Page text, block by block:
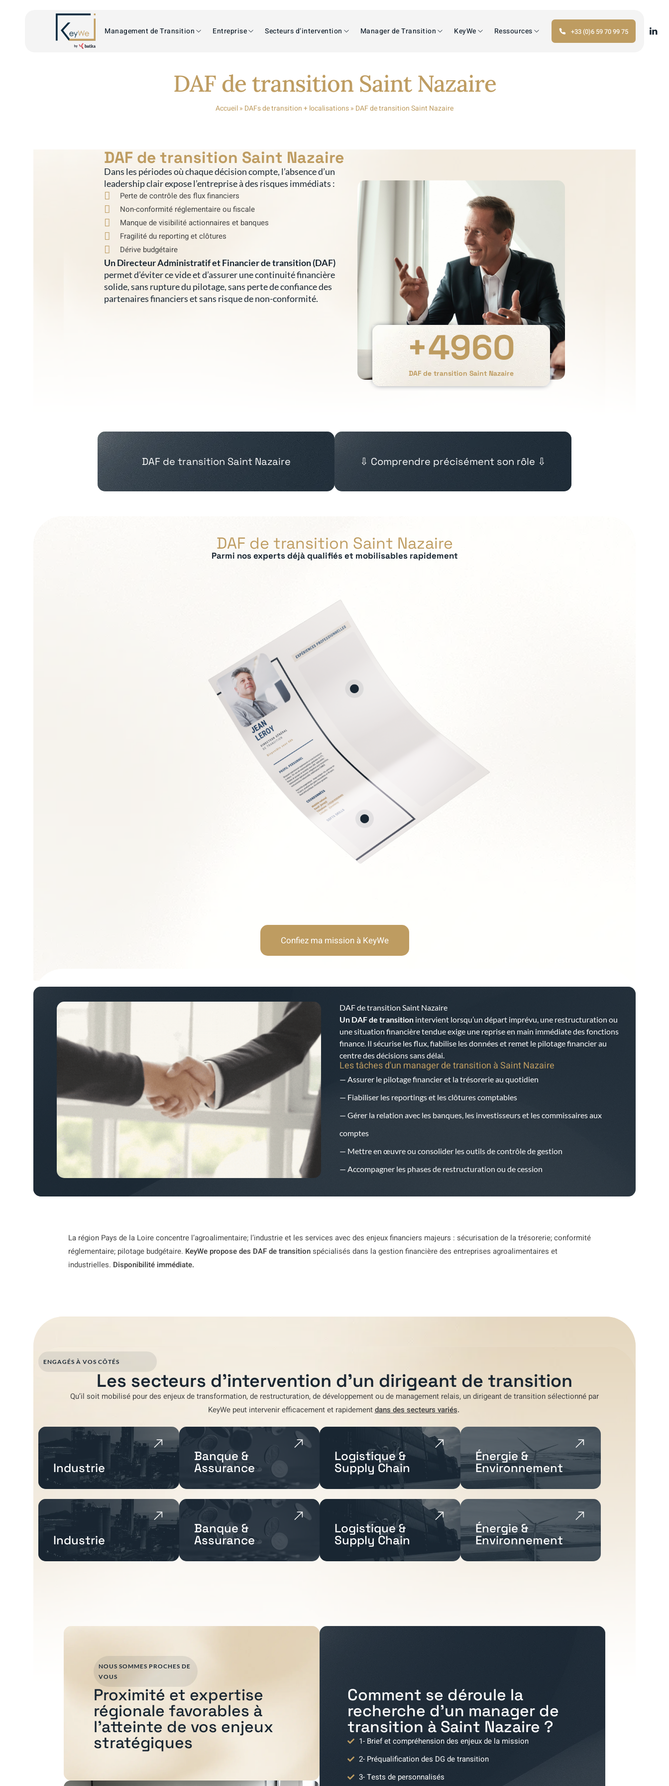
Management de Transition Entreprise Secteurs d’intervention Manager de Transition KeyWe Ressources +33 (0)6 59 70 99 75
DAF de transition Saint Nazaire
Accueil» DAFs de transition + localisations» DAF de transition Saint Nazaire
DAF de transition Saint Nazaire
Dans les périodes où chaque décision compte, l’absence d’un
leadership clair expose l’entreprise à des risques immédiats :
Perte de contrôle des flux financiers
Non-conformité réglementaire ou fiscale
Manque de visibilité actionnaires et banques
Fragilité du reporting et clôtures
Dérive budgétaire
Un Directeur Administratif et Financier de transition (DAF)
permet d’éviter ce vide et d’assurer une continuité financière
solide, sans rupture du pilotage, sans perte de confiance des
partenaires financiers et sans risque de non-conformité.
DAF de transition Saint Nazaire
+4960
DAF de transition Saint Nazaire ⇩ Comprendre précisément son rôle ⇩
DAF de transition Saint Nazaire
Parmi nos experts déjà qualifiés et mobilisables rapidement
Soft Skills recherchées :
Rigueur et fiabilité
Neutralité et indépendance
Capacité d'analyse et de synthèse
Pédagogie envers les opérationnels
Pilotage financier et contrôle de gestion
Trésorerie et relation bancaire
Reporting, clôtures et consolidation
Conformité fiscale et juridique
Restructuration financière
Confiez ma mission à KeyWe
DAF de transition Saint Nazaire
Un DAF de transition intervient lorsqu’un départ imprévu, une restructuration ou
une situation financière tendue exige une reprise en main immédiate des fonctions
finance. Il sécurise les flux, fiabilise les données et remet le pilotage financier au
centre des décisions sans délai.
Les tâches d'un manager de transition àSaint Nazaire
— Assurer le pilotage financier et la trésorerie au quotidien
— Fiabiliser les reportings et les clôtures comptables
— Gérer la relation avec les banques, les investisseurs et les commissaires aux
comptes
— Mettre en œuvre ou consolider les outils de contrôle de gestion
— Accompagner les phases de restructuration ou de cession
La région Pays de la Loire concentre l’agroalimentaire; l’industrie et les services avec des enjeux financiers majeurs : sécurisation de la trésorerie; conformité
réglementaire; pilotage budgétaire. KeyWe propose des DAF de transition spécialisés dans la gestion financière des entreprises agroalimentaires et
industrielles. Disponibilité immédiate.
ENGAGÉS À VOS CÔTÉS
Les secteurs d'intervention d'un dirigeant de transition
Qu’il soit mobilisé pourdes enjeux de transformation,de restructuration,de développementou de management relais, un dirigeant de transition sélectionné par
KeyWepeut intervenir efficacement et rapidementdans des secteurs variés.
Industrie
Banque &
Assurance
Logistique &
Supply Chain
Énergie &
Environnement
Industrie
Banque &
Assurance
Logistique &
Supply Chain
Énergie &
Environnement
Comment se déroule la
recherche d'un manager de
transition à Saint Nazaire ?
1- Brief et compréhension des enjeux de la mission
2- Préqualification des DG de transition
3- Tests de personnalisés
NOUS SOMMES PROCHES DE
VOUS
Proximité et expertise
régionale favorables à
l'atteinte de vos enjeux
stratégiques